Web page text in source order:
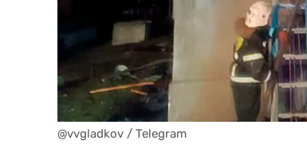
@vvgladkov / Telegram